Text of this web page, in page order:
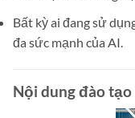
Bất kỳ ai đang sử
đa sức mạnh của AI.
Nội dung đào